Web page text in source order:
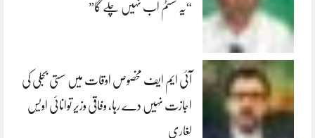
“یہ سسٹم اب نہیں چلے گا”
آئی ایم ایف مخصوص اوقات میں سستی بجلی کی
اجازت نہیں دے رہا، وفاقی وزیر توانائی اویس
لغاری